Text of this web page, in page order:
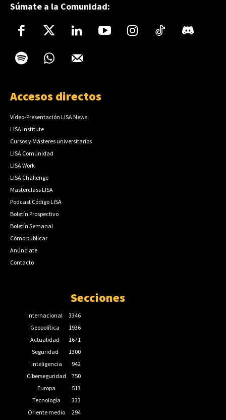
Súmate a la Comunidad:
Accesos directos
Vídeo-Presentación LISA News
LISA Institute
Cursos y Másteres universitarios
LISA Comunidad
LISA Work
LISA Challenge
Masterclass LISA
Podcast Código LISA
Boletín Prospectivo
Boletín Semanal
Cómo publicar
Anúnciate
Contacto
Secciones
Internacional
3346
Geopolítica
1936
Actualidad
1671
Seguridad
1300
Inteligencia
942
Ciberseguridad
750
Europa
513
Tecnología
333
Oriente medio
294